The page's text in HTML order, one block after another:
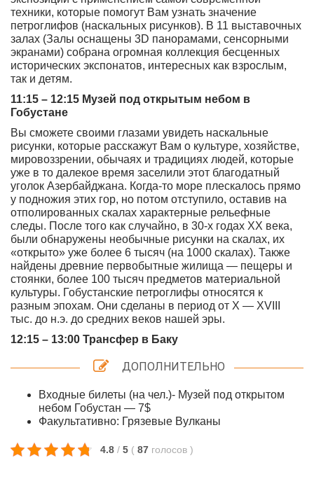
техники, которые помогут Вам узнать значение
петроглифов (наскальных рисунков). В 11 выставочных
залах (Залы оснащены 3D панорамами, сенсорными
экранами) собрана огромная коллекция бесценных
исторических экспонатов, интересных как взрослым,
так и детям.
11:15 – 12:15 Музей под открытым небом в
Гобустане
Вы сможете своими глазами увидеть наскальные
рисунки, которые расскажут Вам о культуре, хозяйстве,
мировоззрении, обычаях и традициях людей, которые
уже в то далекое время заселили этот благодатный
уголок Азербайджана. Когда-то море плескалось прямо
у подножия этих гор, но потом отступило, оставив на
отполированных скалах характерные рельефные
следы. После того как случайно, в 30-х годах XX века,
были обнаружены необычные рисунки на скалах, их
«открыто» уже более 6 тысяч (на 1000 скалах). Также
найдены древние первобытные жилища — пещеры и
стоянки, более 100 тысяч предметов материальной
культуры. Гобустанские петроглифы относятся к
разным эпохам. Они сделаны в период от X — XVIII
тыс. до н.э. до средних веков нашей эры.
12:15 – 13:00 Трансфер в Баку
ДОПОЛНИТЕЛЬНО
Входные билеты (на чел.)- Музей под открытом
небом Гобустан — 7$
Факультативно: Грязевые Вулканы
4.8 / 5 ( 87 голосов )